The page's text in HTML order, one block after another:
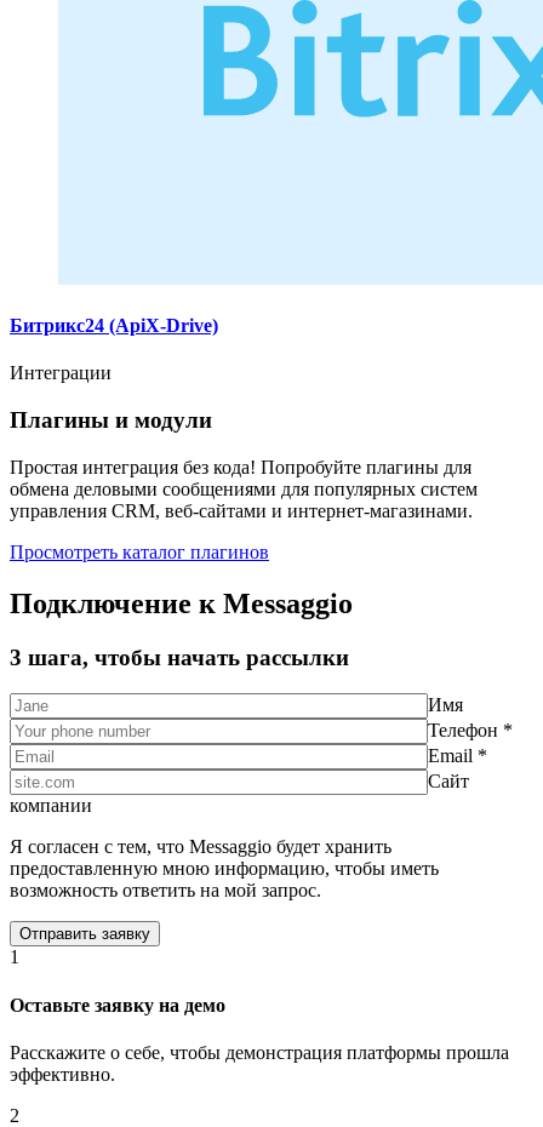
Битрикс24 (ApiX-Drive)
Интеграции
Плагины и модули
Простая интеграция без кода! Попробуйте плагины для
обмена деловыми сообщениями для популярных систем
управления CRM, веб-сайтами и интернет-магазинами.
Просмотреть каталог плагинов
Подключение к Messaggio
3 шага, чтобы начать рассылки
Имя
Телефон *
Email *
Сайт
компании
Я согласен с тем, что Messaggio будет хранить
предоставленную мною информацию, чтобы иметь
возможность ответить на мой запрос.
1
Оставьте заявку на демо
Расскажите о себе, чтобы демонстрация платформы прошла
эффективно.
2